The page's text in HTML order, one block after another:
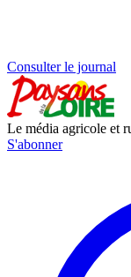
Consulter le journal
Le média agricole et
S'abonner